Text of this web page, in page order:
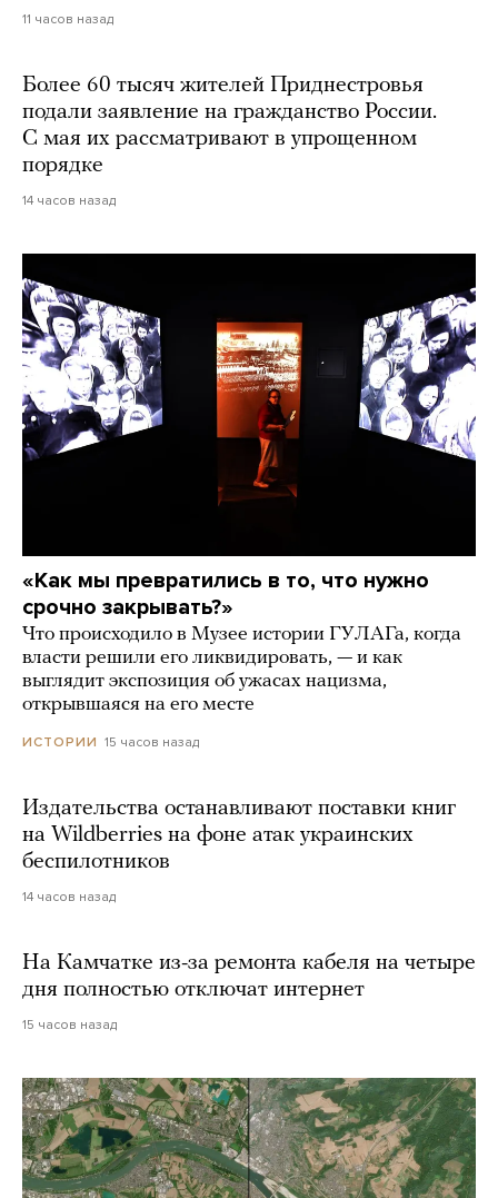
11 часов назад
Более 60 тысяч жителей Приднестровья
подали заявление на гражданство России.
С мая их рассматривают в упрощенном
порядке
14 часов назад
«Как мы превратились в то, что нужно
срочно закрывать?»
Что происходило в Музее истории ГУЛАГа, когда
власти решили его ликвидировать, — и как
выглядит экспозиция об ужасах нацизма,
открывшаяся на его месте
ИСТОРИИ 15 часов назад
Издательства останавливают поставки книг
на Wildberries на фоне атак украинских
беспилотников
14 часов назад
На Камчатке из-за ремонта кабеля на четыре
дня полностью отключат интернет
15 часов назад